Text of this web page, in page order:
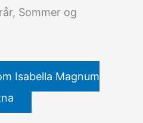
Sommer og
Isabella Magnum